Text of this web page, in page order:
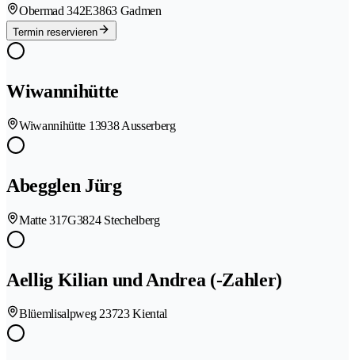
Obermad 342E3863 Gadmen
Termin reservieren
Wiwannihütte
Wiwannihütte 13938 Ausserberg
Abegglen Jürg
Matte 317G3824 Stechelberg
Aellig Kilian und Andrea (-Zahler)
Blüemlisalpweg 23723 Kiental